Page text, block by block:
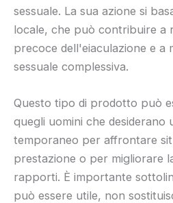
sessuale. La sua azione si
locale, che può contribuire a
precoce dell'eiaculazione e a
sessuale complessiva.
Questo tipo di prodotto può
quegli uomini che desiderano
temporaneo per affrontare
prestazione o per migliorare
rapporti. È importante
può essere utile, non